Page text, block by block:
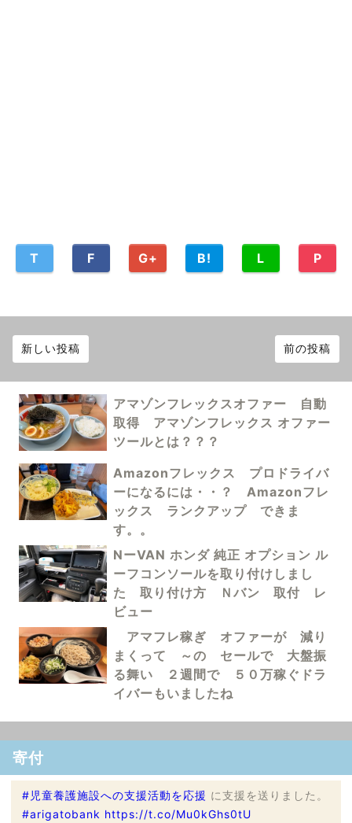
T F G+ B! L P
新しい投稿 前の投稿
アマゾンフレックスオファー 自動
取得 アマゾンフレックス オファー
ツールとは？？？
Amazonフレックス プロドライバ
ーになるには・・？ Amazonフレ
ックス ランクアップ できま
す。。
NーVAN ホンダ 純正 オプション ル
ーフコンソールを取り付けしまし
た 取り付け方 Ｎバン 取付 レ
ビュー
アマフレ稼ぎ オファーが 減り
まくって ～の セールで 大盤振
る舞い ２週間で ５０万稼ぐドラ
イバーもいましたね
寄付
#児童養護施設への支援活動を応援 に支援を送りました。
#arigatobank https://t.co/Mu0kGhs0tU